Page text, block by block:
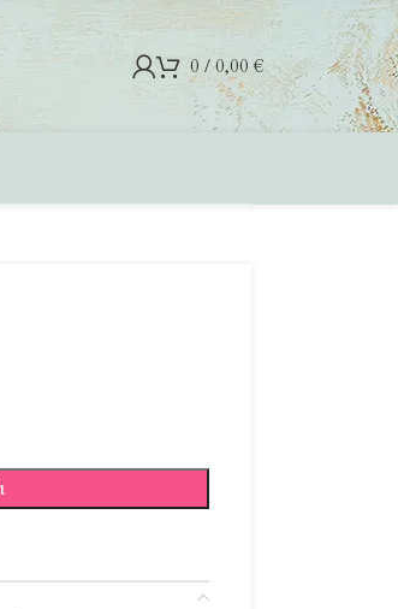
0 / 0,00€